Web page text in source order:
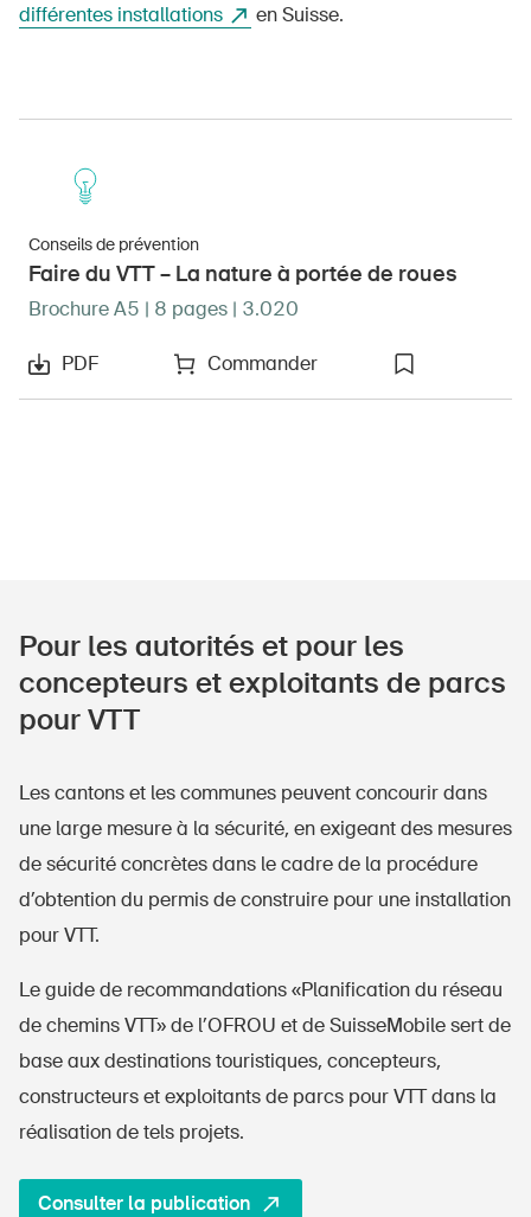
différentes installations
en Suisse.
Conseils de prévention
Faire du VTT – La nature à portée de roues
Brochure A5 | 8 pages | 3.020
PDF Commander
Pour les autorités et pour les
concepteurs et exploitants de parcs
pour VTT
Les cantons et les communes peuvent concourir dans
une large mesure à la sécurité, en exigeant des mesures
de sécurité concrètes dans le cadre de la procédure
d’obtention du permis de construire pour une installation
pour VTT.
Le guide de recommandations «Planification du réseau
de chemins VTT» de l’OFROU et de SuisseMobile sert de
base aux destinations touristiques, concepteurs,
constructeurs et exploitants de parcs pour VTT dans la
réalisation de tels projets.
Consulter la publication